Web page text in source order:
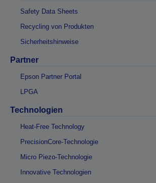
Safety Data Sheets
Recycling von Produkten
Sicherheitshinweise
Partner
Epson Partner Portal
LPGA
Technologien
Heat-Free Technology
PrecisionCore-Technologie
Micro Piezo-Technologie
Innovative Technologien